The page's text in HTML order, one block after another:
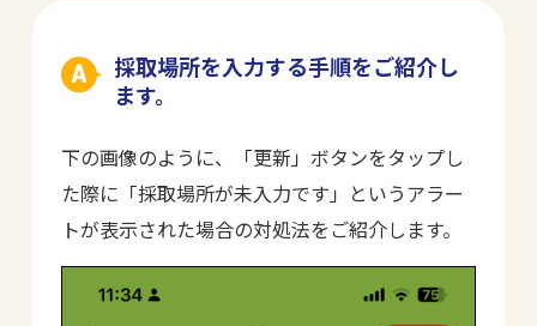
採取場所を入力する手順をご紹介し
ます。
下の画像のように、「更新」ボタンをタップし
た際に「採取場所が未入力です」というアラー
トが表示された場合の対処法をご紹介します。